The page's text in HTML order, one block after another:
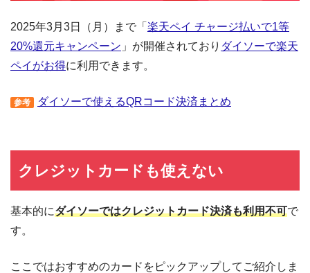
2025年3月3日（月）まで「 楽天ペイ チャージ払いで1等
20%還元キャンペーン 」が開催されており ダイソーで楽天
ペイがお得に利用できます。
参考 ダイソーで使えるQRコード決済まとめ
クレジットカードも使えない
基本的にダイソーではクレジットカード決済も利用不可で
す。
ここではおすすめのカードをピックアップしてご紹介しま